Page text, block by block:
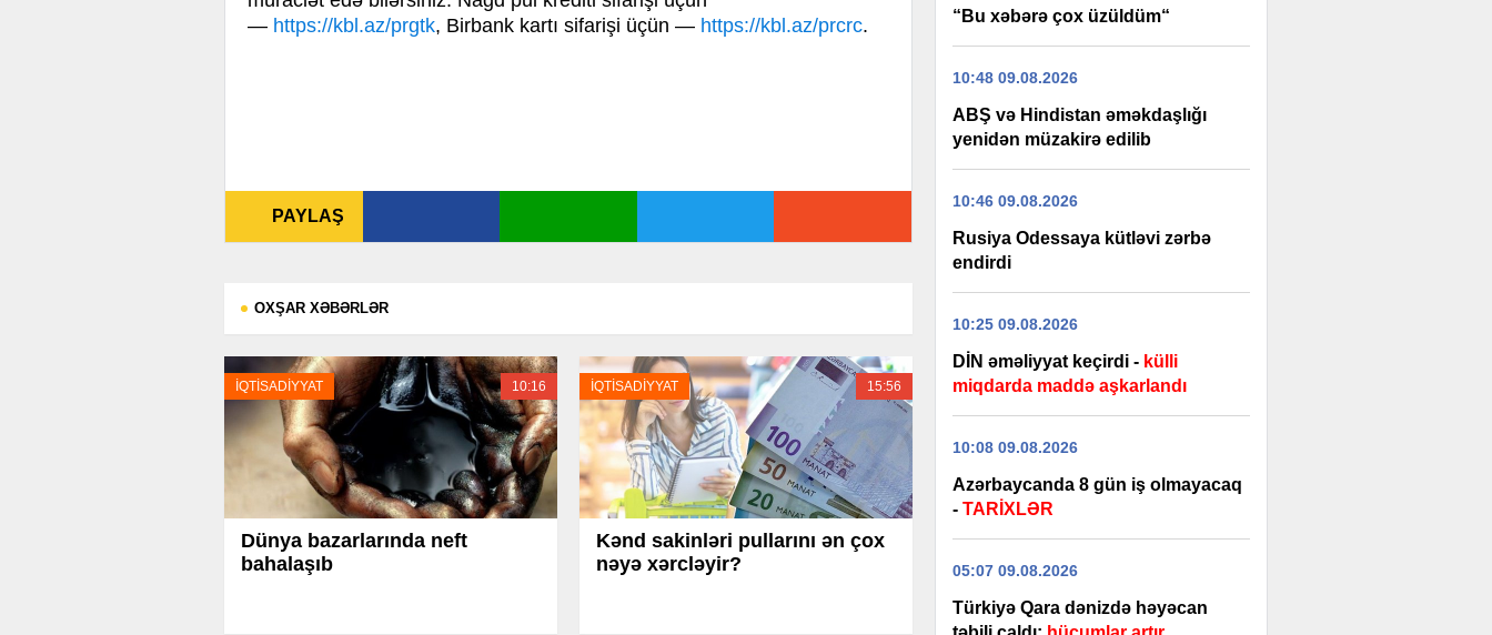
— https://kbl.az/prgtk, Birbank kartı sifarişi üçün — https://kbl.az/prcrc.
PAYLAŞ
OXŞAR XƏBƏRLƏR
İQTİSADİYYAT 10:16
Dünya bazarlarında neft
bahalaşıb
İQTİSADİYYAT 15:56
Kənd sakinləri pullarını ən çox
nəyə xərcləyir?
“Bu xəbərə çox üzüldüm“
10:48 09.08.2026
ABŞ və Hindistan əməkdaşlığı
yenidən müzakirə edilib
10:46 09.08.2026
Rusiya Odessaya kütləvi zərbə
endirdi
10:25 09.08.2026
DİN əməliyyat keçirdi - külli
miqdarda maddə aşkarlandı
10:08 09.08.2026
Azərbaycanda 8 gün iş olmayacaq
- TARİXLƏR
05:07 09.08.2026
Türkiyə Qara dənizdə həyəcan